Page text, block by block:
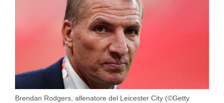
Brendan Rodgers, allenatore del Leicester City (©Getty